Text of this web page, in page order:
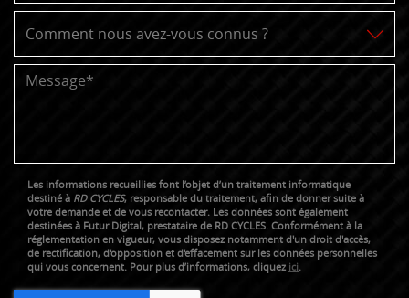
Les informations recueillies font l’objet d’un traitement informatique
destiné à RD CYCLES, responsable du traitement, afin de donner suite à
votre demande et de vous recontacter. Les données sont également
destinées à Futur Digital, prestataire de RD CYCLES. Conformément à la
réglementation en vigueur, vous disposez notamment d'un droit d'accès,
de rectification, d'opposition et d'effacement sur les données personnelles
qui vous concernent. Pour plus d’informations, cliquez ici.